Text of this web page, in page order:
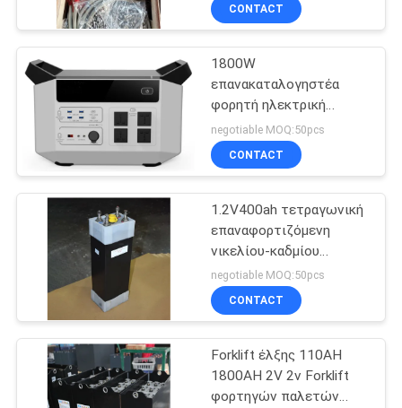
ΠΟΙΟΤΙΚΌΣ
ΈΛΕΓΧΟΣ
ΜΑΣ
ΕΛΆΤΕ
ΣΕ
ΕΠΑΦΉ
ΕΙΔΉΣΕΙΣ
ΠΕΡΙΠΤΏΣΕΙΣ
ηλιακή όξινη
μπαταρία
μολύβδου
Όξινη μπαταρία
μολύβδου UPS
σωληνοειδής
CONTACT
1800W
επανακαταλογηστέα
φορητή ηλεκτρική
εφεδρική παροχή
ηλεκτρικού ρεύματος
πολυσύνθετη
negotiable MOQ:50pcs
CONTACT
1.2V400ah τετραγωνική
επαναφορτιζόμενη
νικελίου-καδμίου
μπαταρία για το UPS
negotiable MOQ:50pcs
CONTACT
Forklift έλξης 110AH
1800AH 2V 2v Forklift
φορτηγών παλετών